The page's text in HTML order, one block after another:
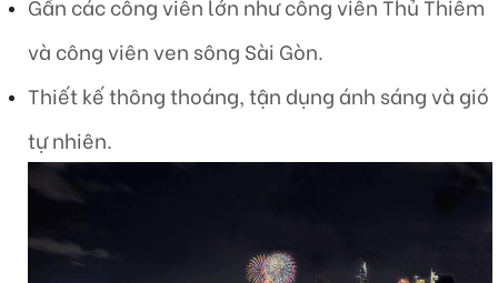
và công viên ven sông Sài Gòn.
Thiết kế thông thoáng, tận dụng ánh sáng và gió
tự nhiên.​